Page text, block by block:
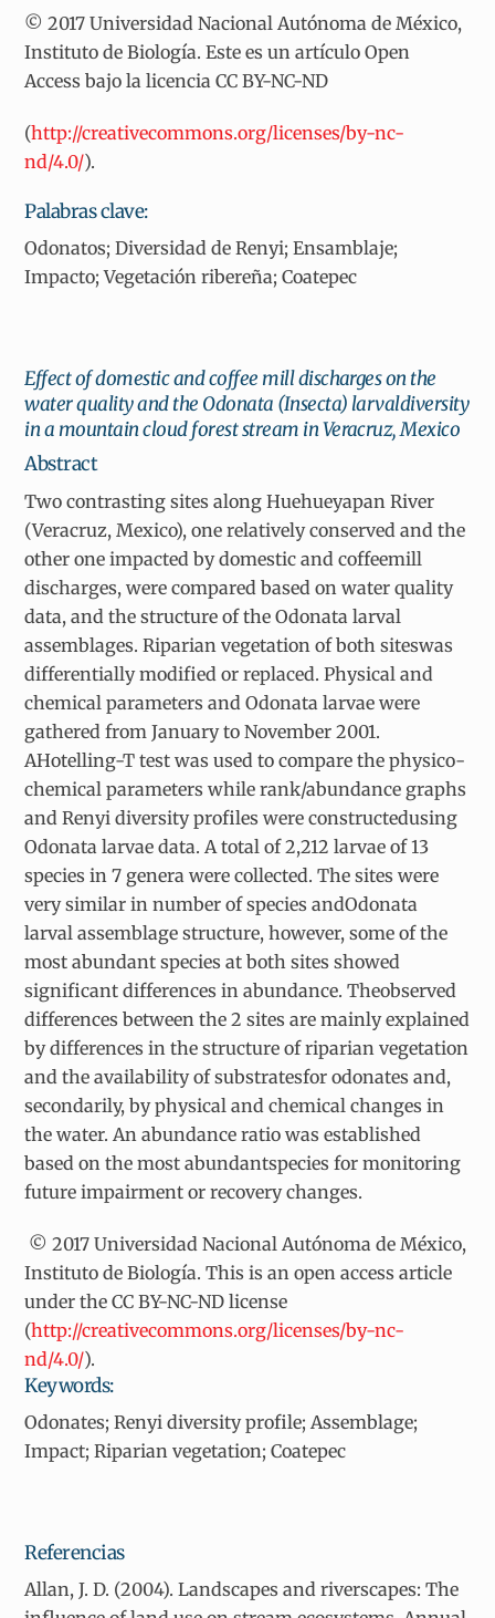
© 2017 Universidad Nacional Autónoma de México,
Instituto de Biología. Este es un artículo Open
Access bajo la licencia CC BY-NC-ND
(http://creativecommons.org/licenses/by-nc-
nd/4.0/).
Palabras clave:
Odonatos; Diversidad de Renyi; Ensamblaje;
Impacto; Vegetación ribereña; Coatepec
Effect of domestic and coffee mill discharges on the
water quality and the Odonata (Insecta) larvaldiversity
in a mountain cloud forest stream in Veracruz, Mexico
Abstract
Two contrasting sites along Huehueyapan River
(Veracruz, Mexico), one relatively conserved and the
other one impacted by domestic and coffeemill
discharges, were compared based on water quality
data, and the structure of the Odonata larval
assemblages. Riparian vegetation of both siteswas
differentially modified or replaced. Physical and
chemical parameters and Odonata larvae were
gathered from January to November 2001.
AHotelling-T test was used to compare the physico-
chemical parameters while rank/abundance graphs
and Renyi diversity profiles were constructedusing
Odonata larvae data. A total of 2,212 larvae of 13
species in 7 genera were collected. The sites were
very similar in number of species andOdonata
larval assemblage structure, however, some of the
most abundant species at both sites showed
significant differences in abundance. Theobserved
differences between the 2 sites are mainly explained
by differences in the structure of riparian vegetation
and the availability of substratesfor odonates and,
secondarily, by physical and chemical changes in
the water. An abundance ratio was established
based on the most abundantspecies for monitoring
future impairment or recovery changes.
© 2017 Universidad Nacional Autónoma de México,
Instituto de Biología. This is an open access article
under the CC BY-NC-ND license
(http://creativecommons.org/licenses/by-nc-
nd/4.0/).
Keywords:
Odonates; Renyi diversity profile; Assemblage;
Impact; Riparian vegetation; Coatepec
Referencias
Allan, J. D. (2004). Landscapes and riverscapes: The